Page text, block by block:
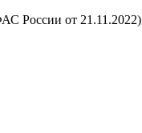
России от 21.11.2022)